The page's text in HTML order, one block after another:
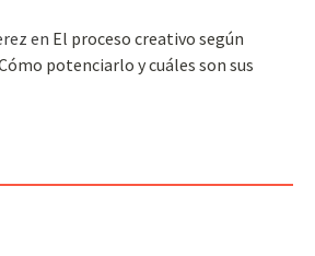
en El proceso creativo según
potenciarlo y cuáles son sus